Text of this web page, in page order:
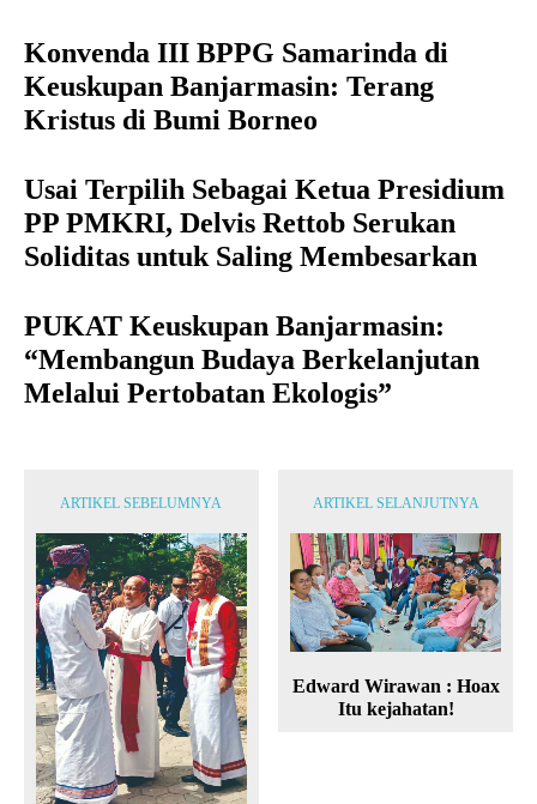
Konvenda III BPPG Samarinda di
Keuskupan Banjarmasin: Terang
Kristus di Bumi Borneo
Usai Terpilih Sebagai Ketua Presidium
PP PMKRI, Delvis Rettob Serukan
Soliditas untuk Saling Membesarkan
PUKAT Keuskupan Banjarmasin:
“Membangun Budaya Berkelanjutan
Melalui Pertobatan Ekologis”
ARTIKEL SEBELUMNYA ARTIKEL SELANJUTNYA
Edward Wirawan : Hoax
Itu kejahatan!